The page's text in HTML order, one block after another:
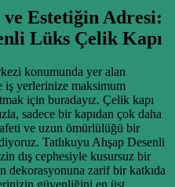
ve Estetiğin Adresi:
Lüks Çelik Kapı
konumunda yer alan
iş yerlerinize maksimum
için buradayız. Çelik kapı
sadece bir kapıdan çok daha
ve uzun ömürlülüğü bir
Tatlıkuyu Ahşap Desenli
dış cephesiyle kusursuz bir
dekorasyonuna zarif bir katkıda
güvenliğini en üst